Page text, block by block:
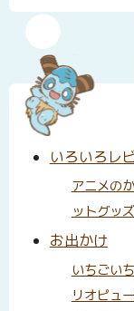
いろいろレ
アニメの
ットグッズ
お出かけ
いちごい
リオピュ